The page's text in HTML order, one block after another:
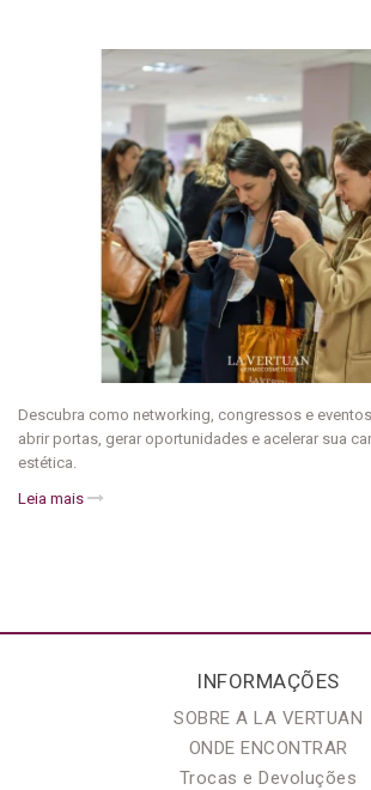
Descubra como networking, congressos e
abrir portas, gerar oportunidades e acelerar sua
estética.
Leia mais
INFORMAÇÕES
SOBRE A LA VERTUAN
ONDE ENCONTRAR
Trocas e Devoluções